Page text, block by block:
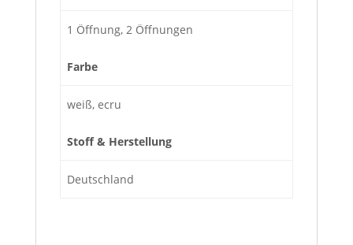
1 Öffnung, 2 Öffnungen
Farbe
weiß, ecru
Stoff & Herstellung
Deutschland